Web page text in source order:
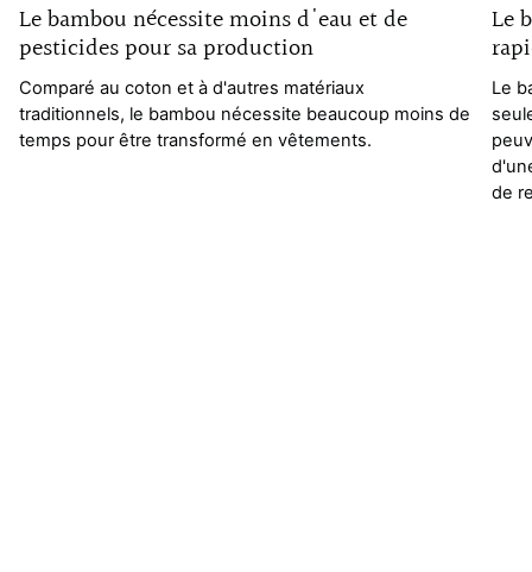
Le bambou nécessite moins d'eau et de
pesticides pour sa production
Comparé au coton et à d'autres matériaux
traditionnels, le bambou nécessite beaucoup moins de
temps pour être transformé en vêtements.
Le
Le
de